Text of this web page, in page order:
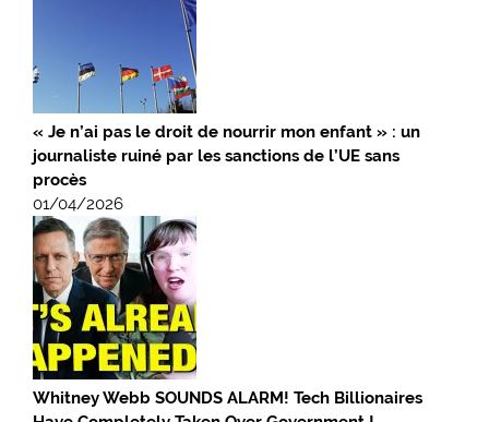
« Je n’ai pas le droit de nourrir mon enfant » : un
journaliste ruiné par les sanctions de l’UE sans
procès
01/04/2026
Whitney Webb SOUNDS ALARM! Tech Billionaires